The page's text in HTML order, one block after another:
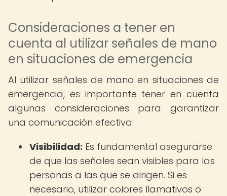
Consideraciones a tener en
cuenta al utilizar señales de mano
en situaciones de emergencia
Al utilizar señales de mano en situaciones de
emergencia, es importante tener en cuenta
algunas consideraciones para garantizar
una comunicación efectiva:
Visibilidad: Es fundamental asegurarse
de que las señales sean visibles para las
personas a las que se dirigen. Si es
necesario, utilizar colores llamativos o